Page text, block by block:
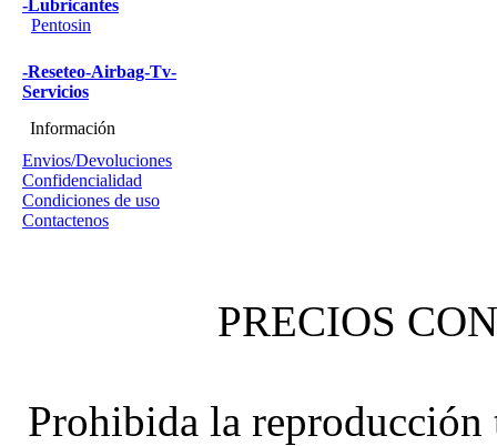
-Lubricantes
Pentosin
-Reseteo-Airbag-Tv-
Servicios
Información
Envios/Devoluciones
Confidencialidad
Condiciones de uso
Contactenos
PRECIOS
Prohibida la